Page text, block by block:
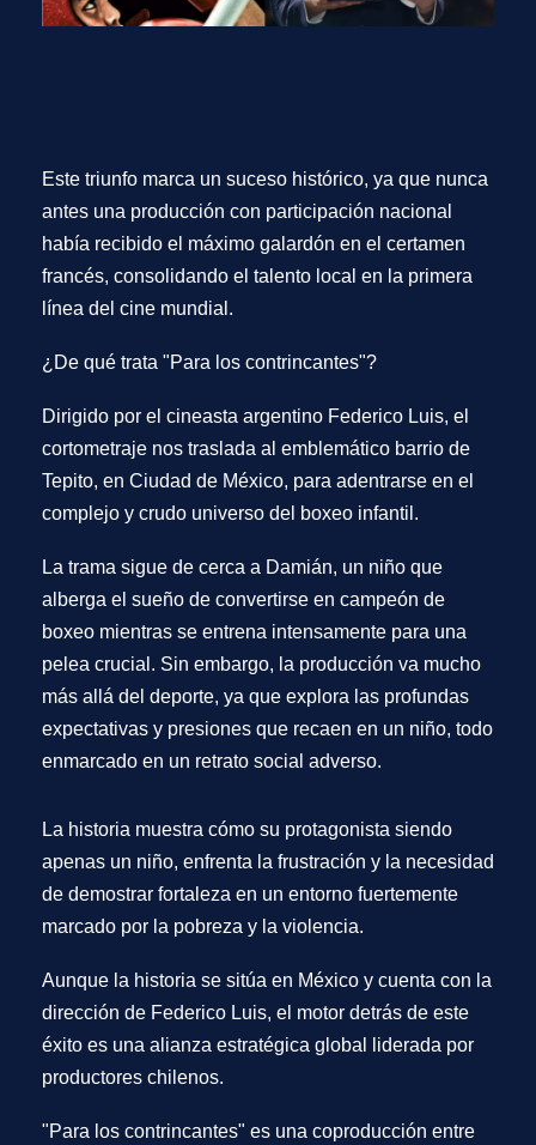
Este triunfo marca un suceso histórico, ya que nunca
antes una producción con participación nacional
había recibido el máximo galardón en el certamen
francés, consolidando el talento local en la primera
línea del cine mundial.
¿De qué trata "Para los contrincantes"?
Dirigido por el cineasta argentino Federico Luis, el
cortometraje nos traslada al emblemático barrio de
Tepito, en Ciudad de México, para adentrarse en el
complejo y crudo universo del boxeo infantil.
La trama sigue de cerca a Damián, un niño que
alberga el sueño de convertirse en campeón de
boxeo mientras se entrena intensamente para una
pelea crucial. Sin embargo, la producción va mucho
más allá del deporte, ya que explora las profundas
expectativas y presiones que recaen en un niño, todo
enmarcado en un retrato social adverso.
La historia muestra cómo su protagonista siendo
apenas un niño, enfrenta la frustración y la necesidad
de demostrar fortaleza en un entorno fuertemente
marcado por la pobreza y la violencia.
Aunque la historia se sitúa en México y cuenta con la
dirección de Federico Luis, el motor detrás de este
éxito es una alianza estratégica global liderada por
productores chilenos.
"Para los contrincantes" es una coproducción entre